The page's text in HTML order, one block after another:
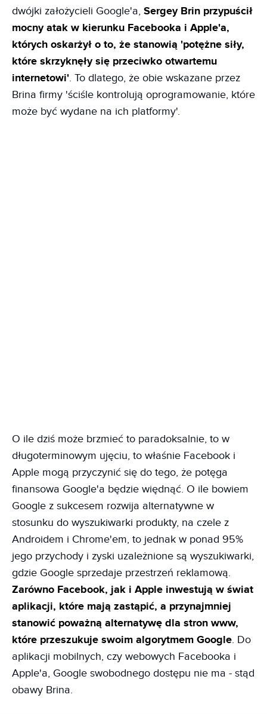
dwójki założycieli Google'a, Sergey Brin przypuścił
mocny atak w kierunku Facebooka i Apple'a,
których oskarżył o to, że stanowią 'potężne siły,
które skrzyknęły się przeciwko otwartemu
internetowi'. To dlatego, że obie wskazane przez
Brina firmy 'ściśle kontrolują oprogramowanie, które
może być wydane na ich platformy'.
O ile dziś może brzmieć to paradoksalnie, to w
długoterminowym ujęciu, to właśnie Facebook i
Apple mogą przyczynić się do tego, że potęga
finansowa Google'a będzie więdnąć. O ile bowiem
Google z sukcesem rozwija alternatywne w
stosunku do wyszukiwarki produkty, na czele z
Androidem i Chrome'em, to jednak w ponad 95%
jego przychody i zyski uzależnione są wyszukiwarki,
gdzie Google sprzedaje przestrzeń reklamową.
Zarówno Facebook, jak i Apple inwestują w świat
aplikacji, które mają zastąpić, a przynajmniej
stanowić poważną alternatywę dla stron www,
które przeszukuje swoim algorytmem Google. Do
aplikacji mobilnych, czy webowych Facebooka i
Apple'a, Google swobodnego dostępu nie ma - stąd
obawy Brina.